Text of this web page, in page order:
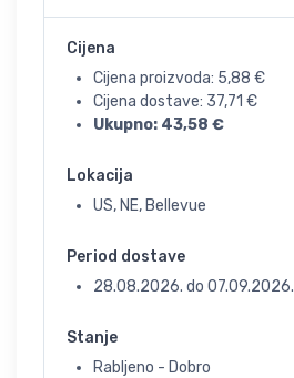
Cijena
Cijena proizvoda: 5,88 €
Cijena dostave: 37,71 €
Ukupno: 43,58 €
Lokacija
US, NE, Bellevue
Period dostave
28.08.2026. do 07.09.2026.
Stanje
Rabljeno - Dobro